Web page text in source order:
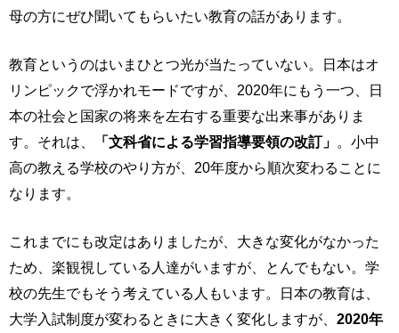
母の方にぜひ聞いてもらいたい教育の話があります。
教育というのはいまひとつ光が当たっていない。日本はオ
リンピックで浮かれモードですが、2020年にもう一つ、日
本の社会と国家の将来を左右する重要な出来事がありま
す。それは、
「文科省による学習指導要領の改訂」 。小中
高の教える学校のやり方が、20年度から順次変わることに
なります。
これまでにも改定はありましたが、大きな変化がなかった
ため、楽観視している人達がいますが、とんでもない。学
校の先生でもそう考えている人もいます。日本の教育は、
大学入試制度が変わるときに大きく変化しますが、 2020年